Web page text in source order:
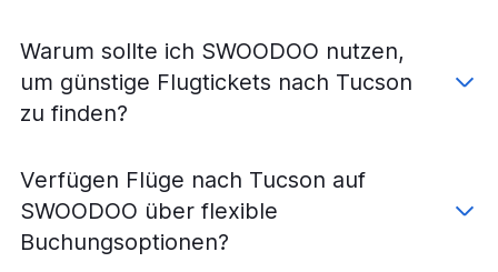
Warum sollte ich SWOODOO nutzen,
um günstige Flugtickets nach Tucson
zu finden?
Verfügen Flüge nach Tucson auf
SWOODOO über flexible
Buchungsoptionen?